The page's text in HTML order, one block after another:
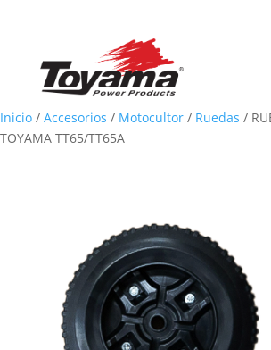
Inicio / Accesorios / Motocultor / Ruedas /
TOYAMA TT65/TT65A